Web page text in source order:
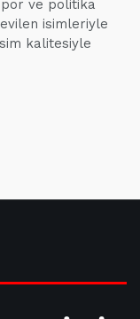
ve politika
isimleriyle
kalitesiyle